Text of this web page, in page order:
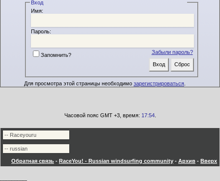
Вход
Имя:
Пароль:
Забыли пароль?
Запомнить?
Для просмотра этой страницы необходимо зарегистрироваться
Часовой пояс GMT +3, время: 17:54.
Обратная связь - RaceYou! - Russian windsurfing community - Архив - Вверх